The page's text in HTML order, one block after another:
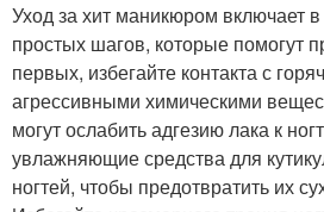
Уход за хит маникюром включает
простых шагов, которые помогут
первых, избегайте контакта с
агрессивными химическими
могут ослабить адгезию лака к
увлажняющие средства для
ногтей, чтобы предотвратить их